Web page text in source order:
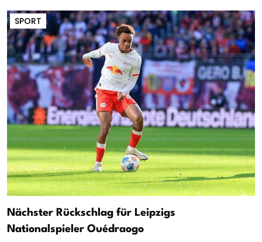
SPORT
Nächster Rückschlag für Leipzigs
Nationalspieler Ouédraogo